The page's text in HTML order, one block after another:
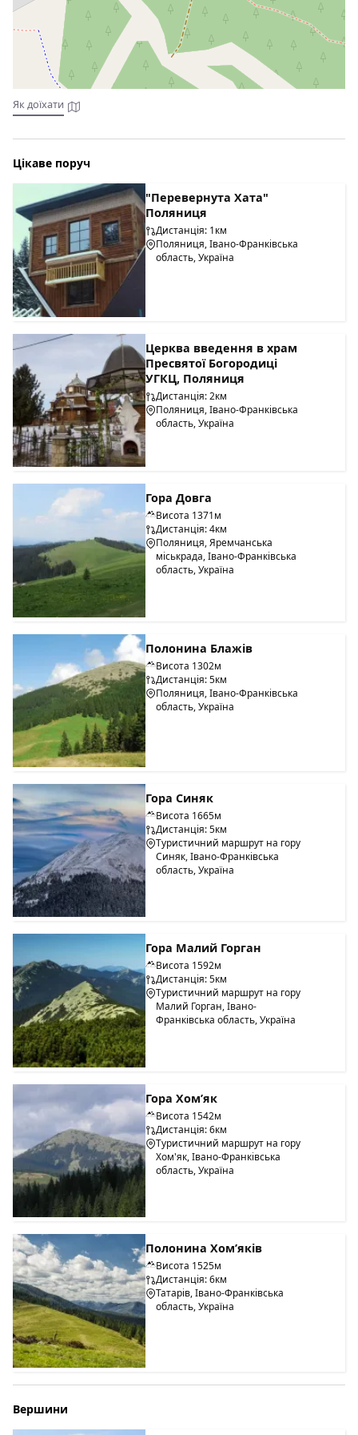
До вартості номерів включено сніданок "шведський стіл"
(подається з 08:00 -до 11:00).
Як доїхати
Цікаве поруч
"Перевернута Хата"
Поляниця
Дистанція: 1км
Поляниця, Івано-Франківська
область, Україна
Церква введення в храм
Пресвятої Богородиці
УГКЦ, Поляниця
Дистанція: 2км
Поляниця, Івано-Франківська
область, Україна
Гора Довга
Висота 1371м
Дистанція: 4км
Поляниця, Яремчанська
міськрада, Івано-Франківська
область, Україна
Полонина Блажів
Висота 1302м
Дистанція: 5км
Поляниця, Івано-Франківська
область, Україна
Гора Синяк
Висота 1665м
Дистанція: 5км
Туристичний маршрут на гору
Синяк, Івано-Франківська
область, Україна
Гора Малий Горган
Висота 1592м
Дистанція: 5км
Туристичний маршрут на гору
Малий Горган, Івано-
Франківська область, Україна
Гора Хом’як
Висота 1542м
Дистанція: 6км
Туристичний маршрут на гору
Хом'як, Івано-Франківська
область, Україна
Полонина Хом’яків
Висота 1525м
Дистанція: 6км
Татарів, Івано-Франківська
область, Україна
Вершини